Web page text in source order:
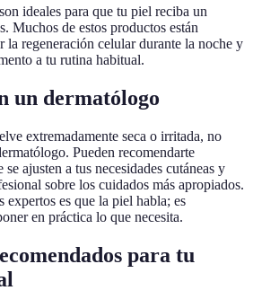
ideales para que tu piel reciba un
Muchos de estos productos están
la regeneración celular durante la noche y
a tu rutina habitual.
un dermatólogo
extremadamente seca o irritada, no
Pueden recomendarte
ajusten a tus necesidades cutáneas y
sobre los cuidados más apropiados.
es que la piel habla; es
en práctica lo que necesita.
para tu